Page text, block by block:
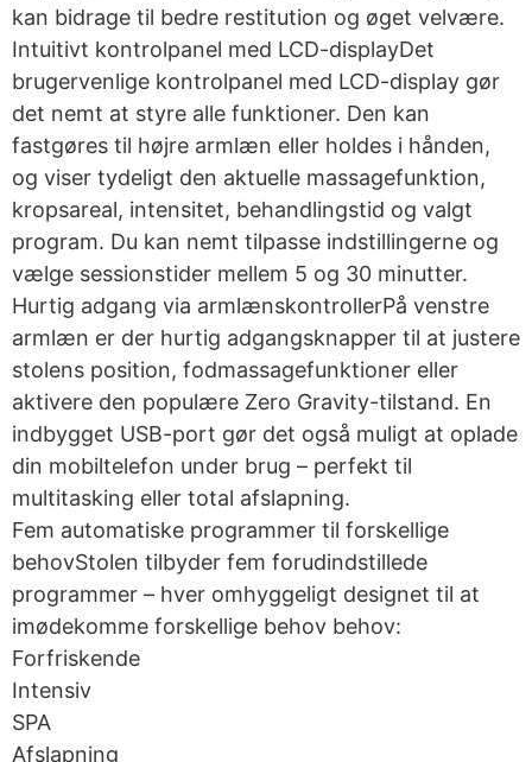
kan bidrage til bedre restitution og øget velvære.
Intuitivt kontrolpanel med LCD-displayDet
brugervenlige kontrolpanel med LCD-display gør
det nemt at styre alle funktioner. Den kan
fastgøres til højre armlæn eller holdes i hånden,
og viser tydeligt den aktuelle massagefunktion,
kropsareal, intensitet, behandlingstid og valgt
program. Du kan nemt tilpasse indstillingerne og
vælge sessionstider mellem 5 og 30 minutter.
Hurtig adgang via armlænskontrollerPå venstre
armlæn er der hurtig adgangsknapper til at justere
stolens position, fodmassagefunktioner eller
aktivere den populære Zero Gravity-tilstand. En
indbygget USB-port gør det også muligt at oplade
din mobiltelefon under brug – perfekt til
multitasking eller total afslapning.
Fem automatiske programmer til forskellige
behovStolen tilbyder fem forudindstillede
programmer – hver omhyggeligt designet til at
imødekomme forskellige behov behov:
Forfriskende
Intensiv
SPA
Afslapning